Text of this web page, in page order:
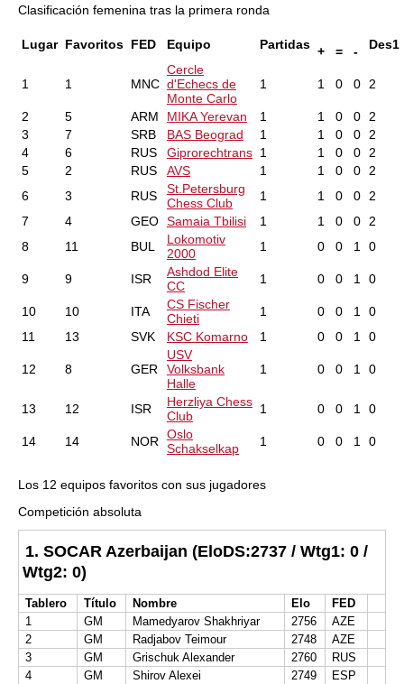
Clasificación femenina tras la primera ronda
Lugar Favoritos FED Equipo Partidas + = - Des1
1 1 MNC
Cercle
d'Echecs de
Monte Carlo
1 1 0 0 2
2 5 ARM MIKA Yerevan 1 1 0 0
2
3
7 SRB BAS Beograd 1 1 0 0
2
4
6 RUS Giprorechtrans 1 1 0 0
2
5
2 RUS AVS 1 1 0 0
2
6
3 RUS
St.Petersburg
Chess Club
1 1 0 0
2
7
4 GEO Samaia Tbilisi 1 1 0 0
2
8
11 BUL
Lokomotiv
2000
1 0 0 1 0
9 9 ISR
Ashdod Elite
CC
1 0 0 1 0
10 10 ITA
CS Fischer
Chieti
1 0 0 1
0
11
13 SVK KSC Komarno 1 0 0 1 0
12 8 GER
USV
Volksbank
Halle
1 0 0 1 0
13 12 ISR
Herzliya Chess
Club
1 0 0 1 0
14 14 NOR
Oslo
Schakselkap
1 0 0 1 0
Los 12 equipos favoritos con sus jugadores
Competición absoluta
1. SOCAR Azerbaijan (EloDS:2737 / Wtg1: 0 /
Wtg2: 0)
Tablero Título Nombre Elo
FED
1
GM Mamedyarov Shakhriyar 2756
AZE
2
GM Radjabov Teimour 2748
AZE
3
GM Grischuk Alexander 2760
RUS
4
GM Shirov Alexei 2749
ESP